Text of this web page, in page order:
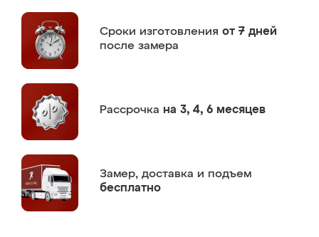
Сроки изготовления от 7 дней
после замера
Рассрочка на 3, 4, 6 месяцев
Замер, доставка и подъем
бесплатно